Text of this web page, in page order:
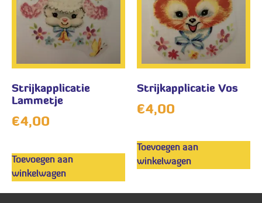
Strijkapplicatie
Lammetje
€4,00
Toevoegen aan
winkelwagen
Strijkapplicatie Vos
€4,00
Toevoegen aan
winkelwagen